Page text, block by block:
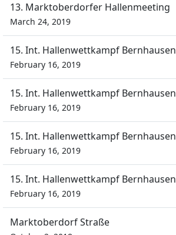
13. Marktoberdorfer Hallenmeeting
March 24, 2019
15. Int. Hallenwettkampf Bernhausen
February 16, 2019
15. Int. Hallenwettkampf Bernhausen
February 16, 2019
15. Int. Hallenwettkampf Bernhausen
February 16, 2019
15. Int. Hallenwettkampf Bernhausen
February 16, 2019
Marktoberdorf Straße